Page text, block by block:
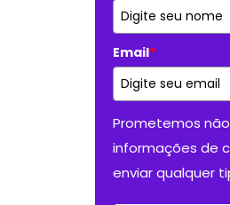
Email*
Prometemos
informações de
enviar qualquer